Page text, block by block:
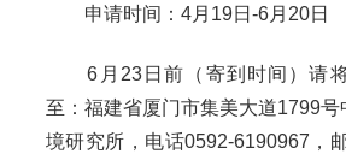
申请时间：4月19日-6月20日
6月23日前（寄到时间）请将
至：福建省厦门市集美大道1799
境研究所，电话0592-6190967，